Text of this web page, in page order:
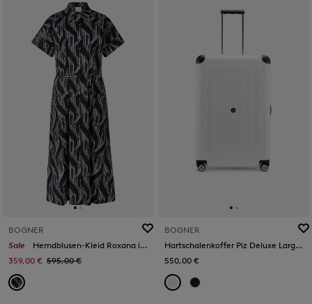
BOGNER
Sale
Hemdblusen-Kleid Roxana in Navy-Blau/Off-White
359,00 € 595,00 €
BOGNER
Hartschalenkoffer Piz Deluxe Large in Weiß
550,00 €